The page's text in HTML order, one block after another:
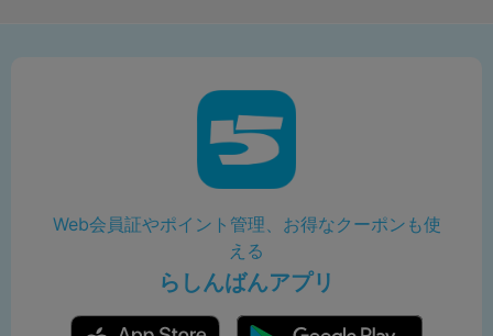
Web会員証やポイント管理、お得なクーポンも使
える
らしんばんアプリ